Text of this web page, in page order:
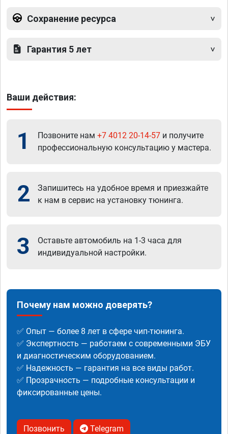
Сохранение ресурса
Гарантия 5 лет
Ваши действия:
1 Позвоните нам +7 4012 20-14-57 и получите
профессиональную консультацию у мастера.
2
Запишитесь на удобное время и приезжайте
к нам в сервис на установку тюнинга.
3
Оставьте автомобиль на 1-3 часа для
индивидуальной настройки.
Почему нам можно доверять?
✅ Опыт — более 8 лет в сфере чип-тюнинга.
✅ Экспертность — работаем с современными ЭБУ
и диагностическим оборудованием.
✅ Надежность — гарантия на все виды работ.
✅ Прозрачность — подробные консультации и
фиксированные цены.
Позвонить Telegram